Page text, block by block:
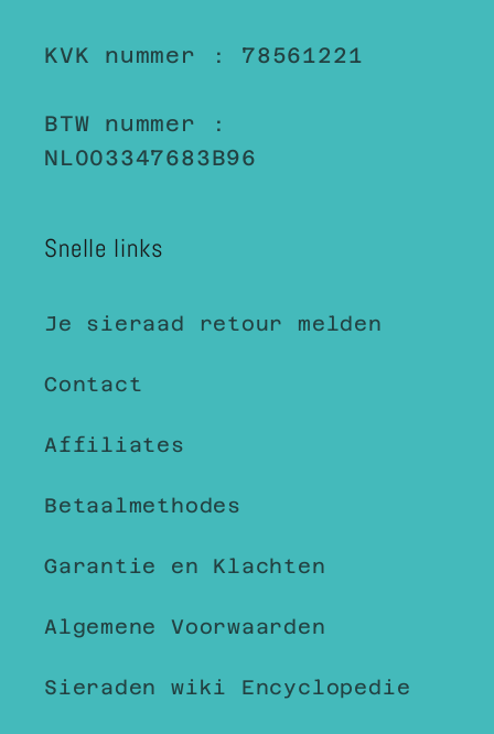
KVK nummer : 78561221
BTW nummer :
NL003347683B96
Snelle links
Je sieraad retour melden
Contact
Affiliates
Betaalmethodes
Garantie en Klachten
Algemene Voorwaarden
Sieraden wiki Encyclopedie